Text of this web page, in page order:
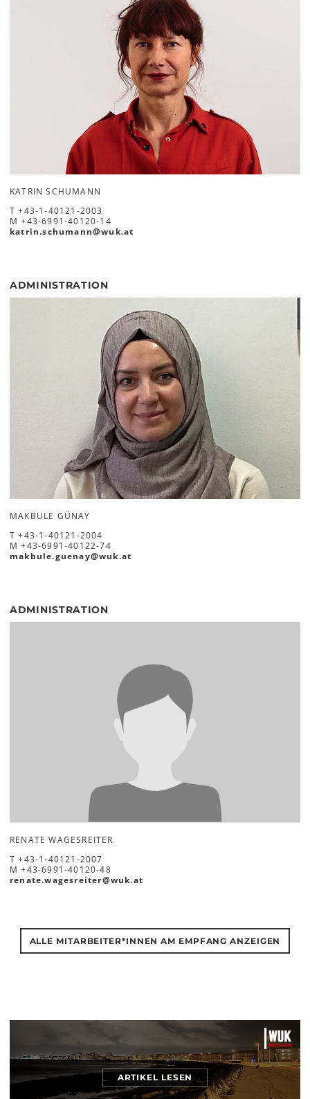
KATRIN SCHUMANN
T+43-1-40121-2003
M+43-6991-40120-14
katrin.schumann@wuk.at
ADMINISTRATION
MAKBULE GÜNAY
T+43-1-40121-2004
M+43-6991-40122-74
makbule.guenay@wuk.at
ADMINISTRATION
RENATE WAGESREITER
T+43-1-40121-2007
M+43-6991-40120-48
renate.wagesreiter@wuk.at
ALLE MITARBEITER*INNEN AM EMPFANG ANZEIGEN
ARTIKEL LESEN